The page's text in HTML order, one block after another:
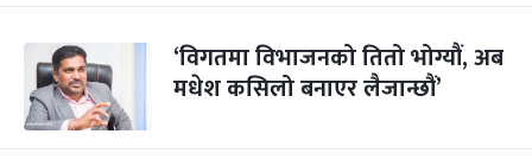
‘विगतमा विभाजनको तितो भोग्यौं, अब
मधेश कसिलो बनाएर लैजान्छौं’